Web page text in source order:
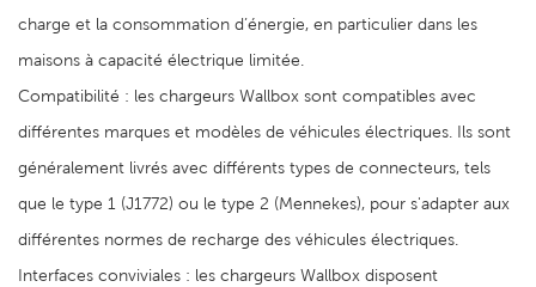
charge et la consommation d’énergie, en particulier dans les
maisons à capacité électrique limitée.
Compatibilité : les chargeurs Wallbox sont compatibles avec
différentes marques et modèles de véhicules électriques. Ils sont
généralement livrés avec différents types de connecteurs, tels
que le type 1 (J1772) ou le type 2 (Mennekes), pour s'adapter aux
différentes normes de recharge des véhicules électriques.
Interfaces conviviales : les chargeurs Wallbox disposent